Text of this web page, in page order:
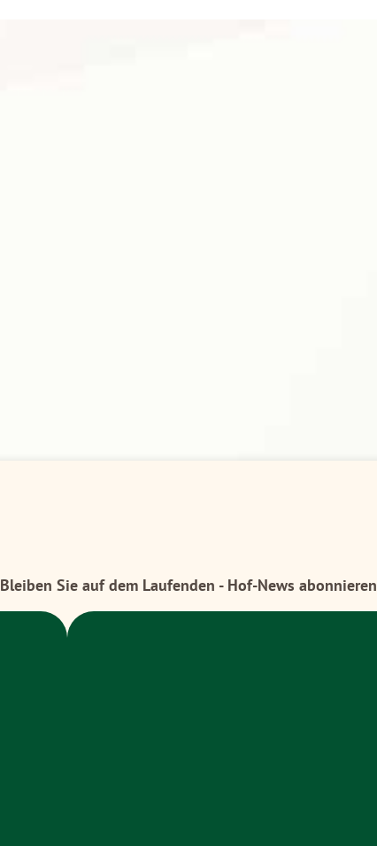
Bleiben Sie auf dem Laufenden - Hof-News abonnieren